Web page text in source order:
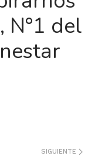
N°1 del
SIGUIENTE